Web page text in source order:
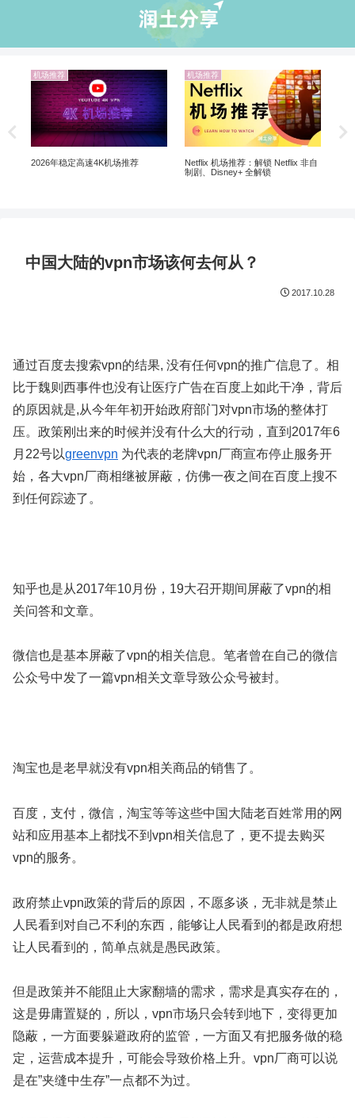
机场推荐
2026年稳定高速4K机场推荐
机场推荐
Netflix 机场推荐：解锁 Netflix 非自
制剧、Disney+ 全解锁
中国大陆的vpn市场该何去何从？
2017.10.28
通过百度去搜索vpn的结果, 没有任何vpn的推广信息了。相
比于魏则西事件也没有让医疗广告在百度上如此干净，背后
的原因就是,从今年年初开始政府部门对vpn市场的整体打
压。政策刚出来的时候并没有什么大的行动，直到2017年6
月22号以greenvpn 为代表的老牌vpn厂商宣布停止服务开
始，各大vpn厂商相继被屏蔽，仿佛一夜之间在百度上搜不
到任何踪迹了。
知乎也是从2017年10月份，19大召开期间屏蔽了vpn的相
关问答和文章。
微信也是基本屏蔽了vpn的相关信息。笔者曾在自己的微信
公众号中发了一篇vpn相关文章导致公众号被封。
淘宝也是老早就没有vpn相关商品的销售了。
百度，支付，微信，淘宝等等这些中国大陆老百姓常用的网
站和应用基本上都找不到vpn相关信息了，更不提去购买
vpn的服务。
政府禁止vpn政策的背后的原因，不愿多谈，无非就是禁止
人民看到对自己不利的东西，能够让人民看到的都是政府想
让人民看到的，简单点就是愚民政策。
但是政策并不能阻止大家翻墙的需求，需求是真实存在的，
这是毋庸置疑的，所以，vpn市场只会转到地下，变得更加
隐蔽，一方面要躲避政府的监管，一方面又有把服务做的稳
定，运营成本提升，可能会导致价格上升。vpn厂商可以说
是在”夹缝中生存”一点都不为过。